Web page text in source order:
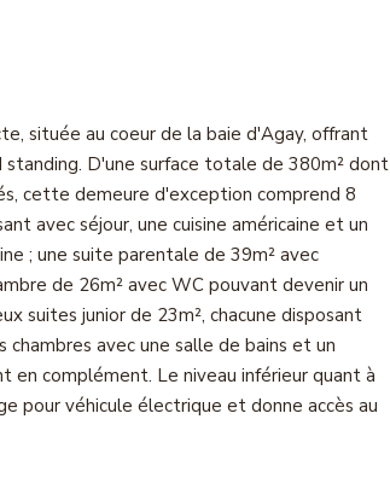
située au coeur de la baie d'Agay, offrant
D'une surface totale de 380m² dont
cette demeure d'exception comprend 8
avec séjour, une cuisine américaine et un
; une suite parentale de 39m² avec
de 26m² avec WC pouvant devenir un
suites junior de 23m², chacune disposant
avec une salle de bains et un
en complément. Le niveau inférieur quant à
pour véhicule électrique et donne accès au